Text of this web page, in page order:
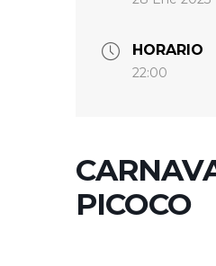
HORARIO
22:00
PICOCO